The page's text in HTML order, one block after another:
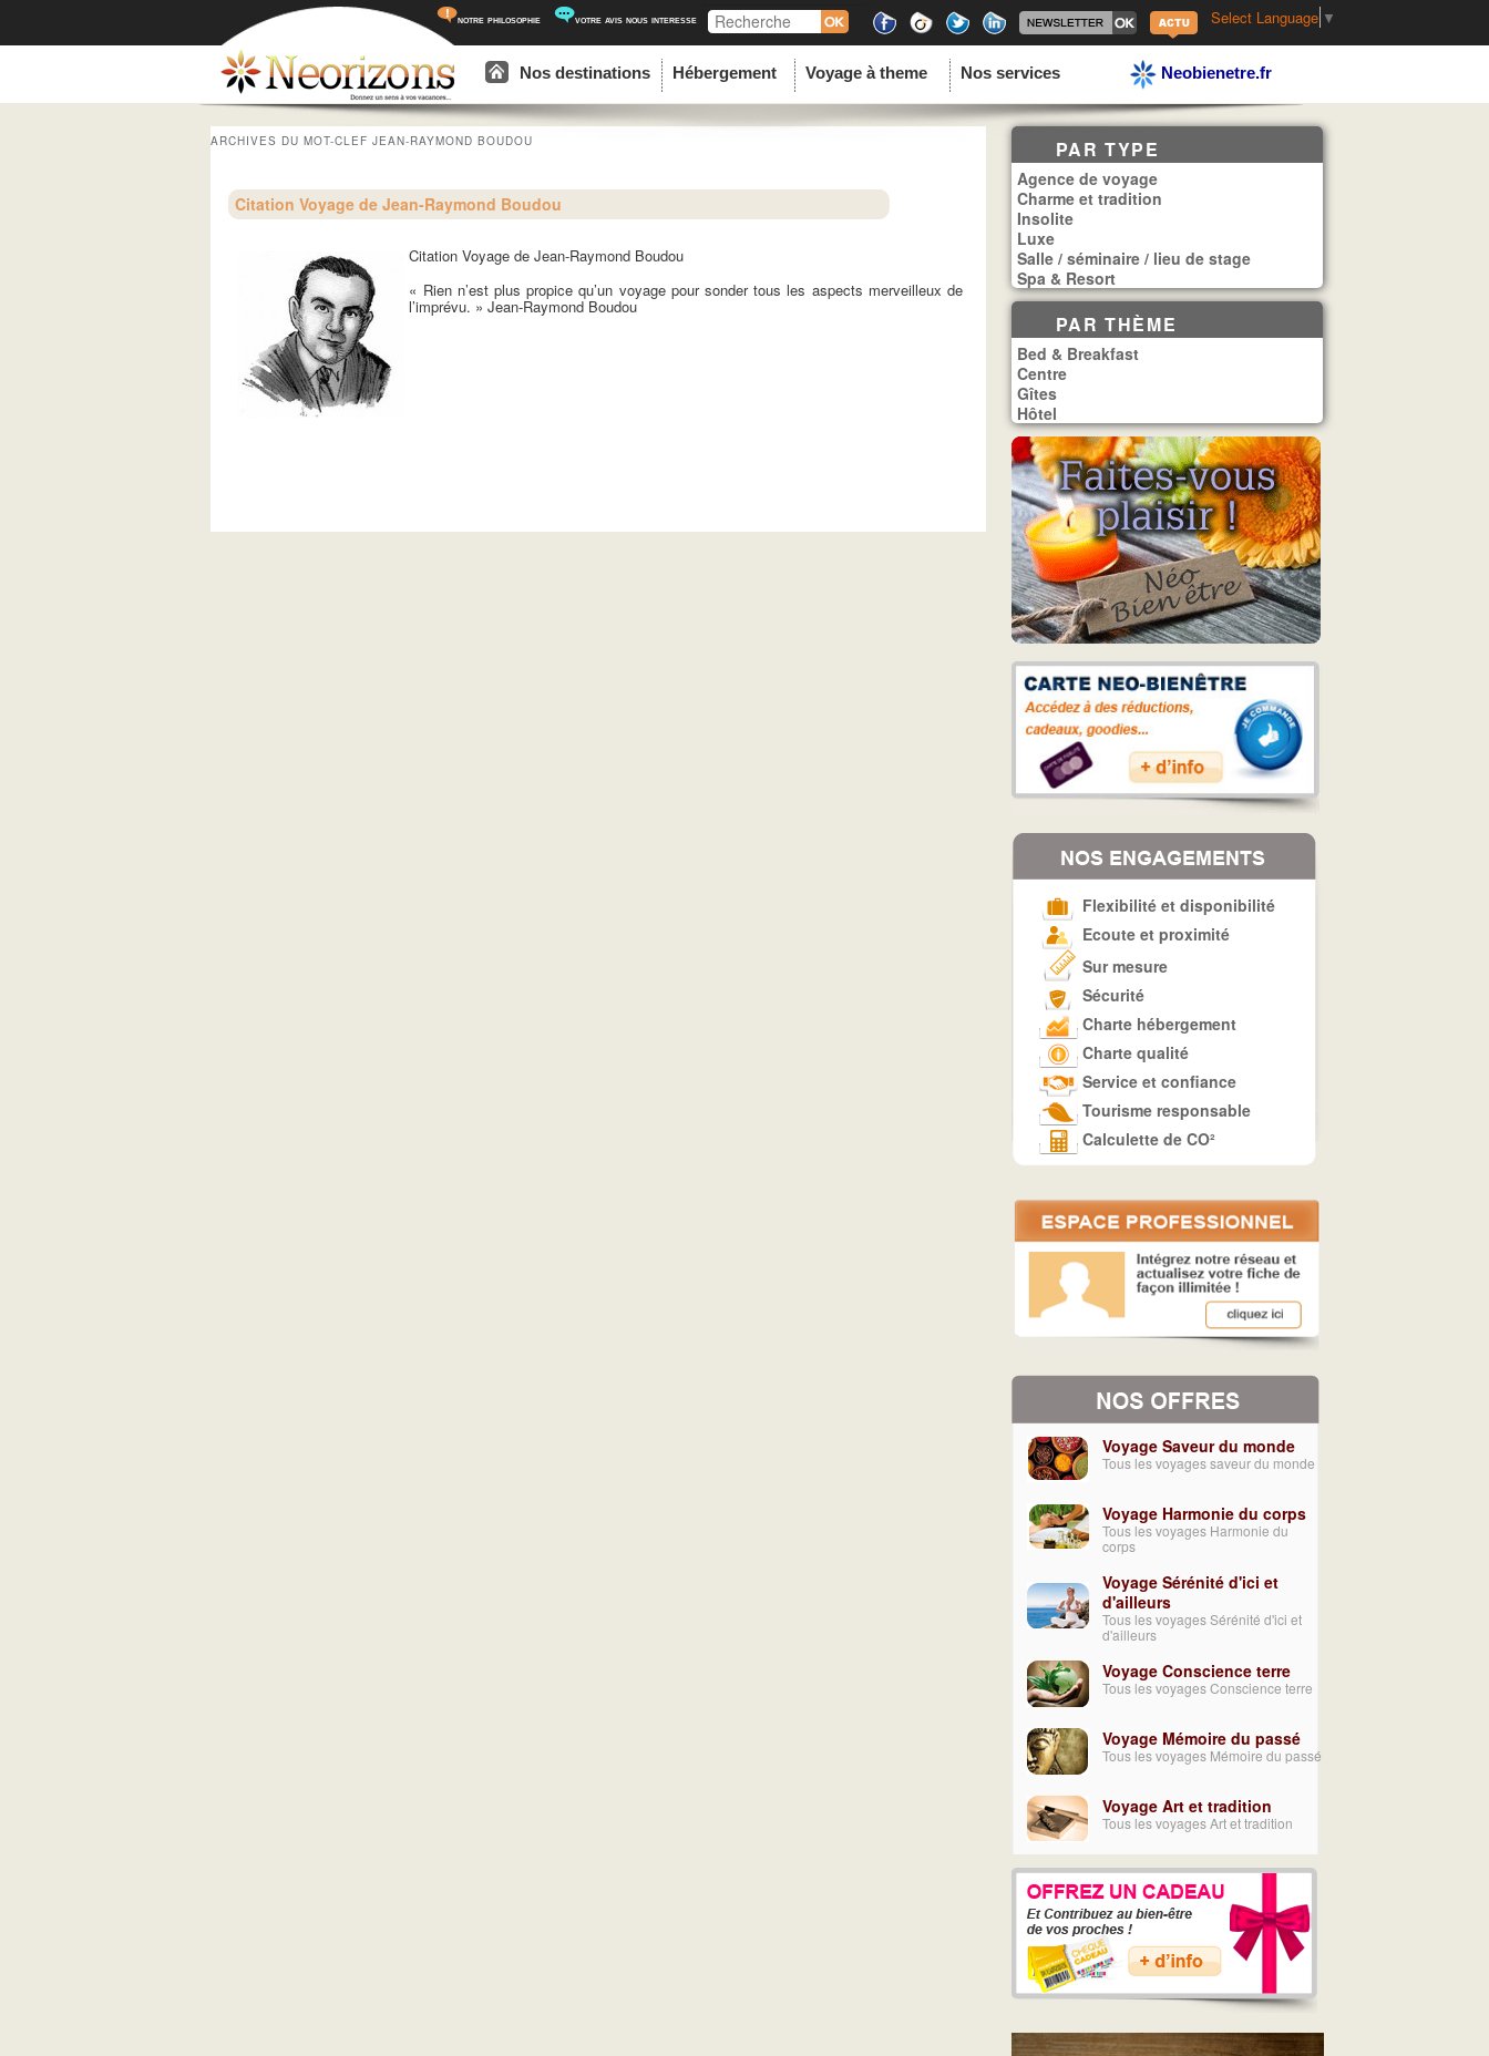
notre philosophie votre avis nous interesse Recherche Select Language ▼
Aller au contenu principal
Aller au contenu secondaire
Nos destinations Hébergement Voyage à theme Nos services Neobienetre.fr
ARCHIVES DU MOT-CLEFJEAN-RAYMOND BOUDOU
Citation Voyage de Jean-Raymond Boudou
Citation Voyage de Jean-Raymond Boudou
« Rien n’est plus propice qu’un voyage pour sonder tous les aspects merveilleux de
l’imprévu. » Jean-Raymond Boudou
PAR TYPE
Agence de voyage
Charme et tradition
Insolite
Luxe
Salle / séminaire / lieu de stage
Spa & Resort
PAR THÈME
Bed & Breakfast
Centre
Gîtes
Hôtel
Flexibilité et disponibilité
Ecoute et proximité
Sur mesure
Sécurité
Charte hébergement
Charte qualité
Service et confiance
Tourisme responsable
Calculette de CO²
Voyage Saveur du monde
Tous les voyages saveur du monde
Voyage Harmonie du corps
Tous les voyages Harmonie du
corps
Voyage Sérénité d'ici et
d'ailleurs
Tous les voyages Sérénité d'ici et
d'ailleurs
Voyage Conscience terre
Tous les voyages Conscience terre
Voyage Mémoire du passé
Tous les voyages Mémoire du passé
Voyage Art et tradition
Tous les voyages Art et tradition